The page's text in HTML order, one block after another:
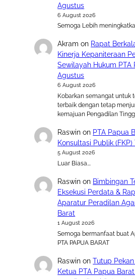
Agustus
6 August 2026
Semoga Lebih
Akram on Rapat
Kinerja Kepaniteraan
Sewilayah Hukum PTA
Agustus
6 August 2026
Kobarkan semangat untuk
terbaik dengan tetap
kemajuan Pengadilan
Raswin on PTA Papua
Konsultasi Publik
5 August 2026
Luar Biasa….
Raswin on Bimbingan
Eksekusi Perdata &
Aparatur Peradilan
Barat
1 August 2026
Semoga bermanfaat buat
PTA PAPUA BARAT
Raswin onTutup
Ketua PTA Papua